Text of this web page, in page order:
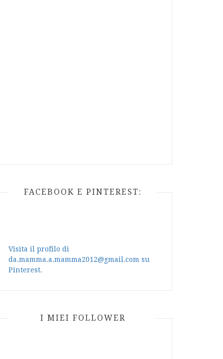
FACEBOOK E PINTEREST:
Visita il profilo di
da.mamma.a.mamma2012@gmail.com su
Pinterest.
I MIEI FOLLOWER